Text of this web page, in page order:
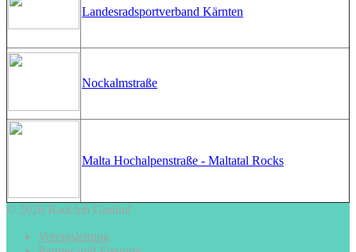
Landesradsportverband Kärnten
Nockalmstraße
Malta Hochalpenstraße - Maltatal Rocks
© 2026 Radclub Gmünd
Vereinsleitung